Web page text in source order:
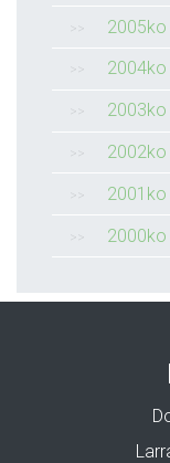
2005ko
2001ko
2000ko